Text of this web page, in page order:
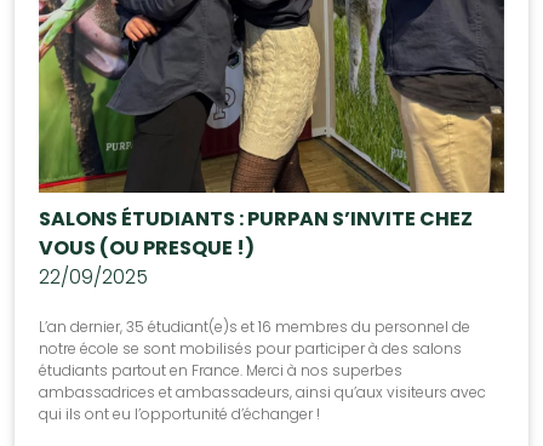
SALONS ÉTUDIANTS : PURPAN S’INVITE CHEZ
VOUS (OU PRESQUE !)
22/09/2025
L’an dernier, 35 étudiant(e)s et 16 membres du personnel de
notre école se sont mobilisés pour participer à des salons
étudiants partout en France. Merci à nos superbes
ambassadrices et ambassadeurs, ainsi qu’aux visiteurs avec
qui ils ont eu l’opportunité d’échanger !